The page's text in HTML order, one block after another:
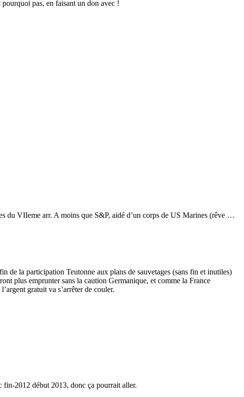
pas, en faisant un don avec !
du VIIeme arr. A moins que S&P, aidé d’un corps de US Marines (rêve …
de la participation Teutonne aux plans de sauvetages (sans fin et inutiles)
plus emprunter sans la caution Germanique, et comme la France
gratuit va s’arrêter de couler.
fin-2012 début 2013, donc ça pourrait aller.